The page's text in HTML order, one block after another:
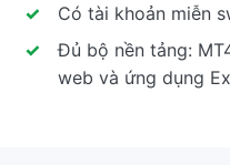
Có tài khoản miễn
Đủ bộ nền tảng:
web và ứng dụng